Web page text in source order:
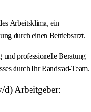
Arbeitsklima, ein
durch einen Betriebsarzt.
und professionelle Beratung
durch Ihr Randstad-Team.
d) Arbeitgeber: